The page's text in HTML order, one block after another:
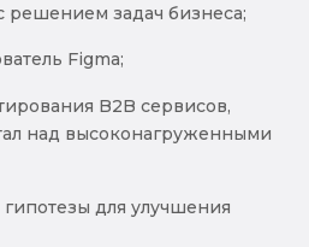
решением задач бизнеса;
Figma;
B2B сервисов,
над высоконагруженными
гипотезы для улучшения